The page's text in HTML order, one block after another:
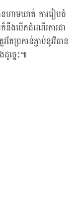
ាមឃាត់ ការរៀបចំ
នឹងបេីកដំណេីរការជា
តែប្រកាន់ភ្ជាប់នូវវិធាន
ច្នេះ៕